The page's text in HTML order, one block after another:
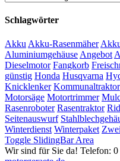
Schlagwörter
Akku Akku-Rasenmäher
Aluminiumgehäuse Angebot
Dieselmotor Fangkorb
günstig Honda Husqvarna
Knicklenker Kommunaltraktor
Motorsäge Motortrimmer
Rasenroboter Rasentraktor
Seitenauswurf
Winterdienst Winterpaket
Toggle SlidingBar Area
Wir sind für Sie da! Telefon: